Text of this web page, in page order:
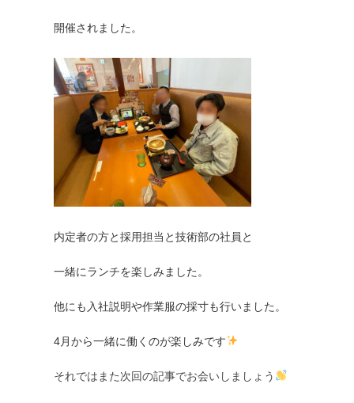
開催されました。
内定者の方と採用担当と技術部の社員と
一緒にランチを楽しみました。
他にも入社説明や作業服の採寸も行いました。
4月から一緒に働くのが楽しみです
それではまた次回の記事でお会いしましょう